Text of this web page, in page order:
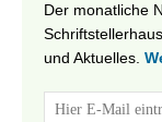
Der monatliche
und Aktuelles.